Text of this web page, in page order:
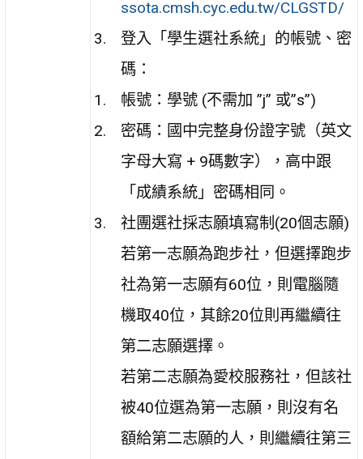
ssota.cmsh.cyc.edu.tw/CLGSTD/
登入「學生選社系統」的帳號、密
碼：
帳號：學號 (不需加 ”j” 或”s”)
密碼：國中完整身份證字號（英文
字母大寫 + 9碼數字），高中跟
「成績系統」密碼相同。
社團選社採志願填寫制(20個志願)
若第一志願為跑步社，但選擇跑步
社為第一志願有60位，則電腦隨
機取40位，其餘20位則再繼續往
第二志願選擇。
若第二志願為愛校服務社，但該社
被40位選為第一志願，則沒有名
額給第二志願的人，則繼續往第三